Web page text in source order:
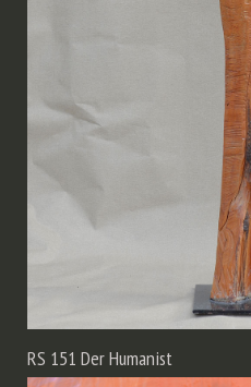
RS 151 Der Humanist